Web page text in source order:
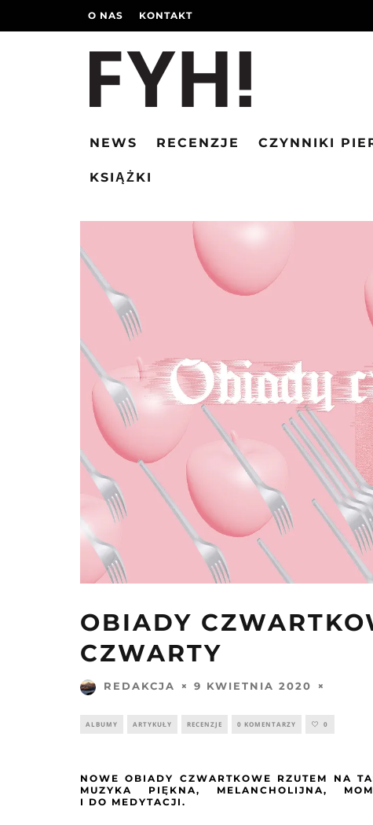
O NAS KONTAKT
NEWS RECENZJE CZYNNIKI
KSIĄŻKI
OBIADY
CZWARTY
REDAKCJA 9 KWIETNIA 2020
ALBUMY ARTYKUŁY RECENZJE 0 KOMENTARZY 0
NOWE OBIADY CZWARTKOWE RZUTEM NA
MUZYKA PIĘKNA, MELANCHOLIJNA,
I DO MEDYTACJI.